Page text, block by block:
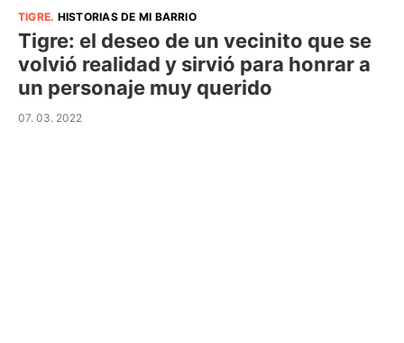
TIGRE. HISTORIAS DE MI BARRIO
Tigre: el deseo de un vecinito que se
volvió realidad y sirvió para honrar a
un personaje muy querido
07. 03. 2022